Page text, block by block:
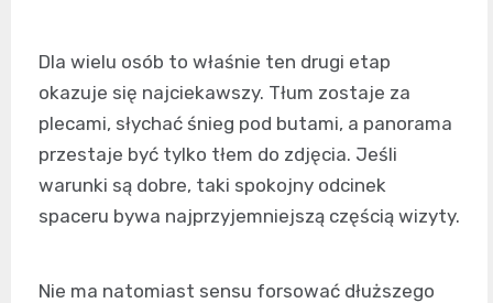
Dla wielu osób to właśnie ten drugi etap
okazuje się najciekawszy. Tłum zostaje za
plecami, słychać śnieg pod butami, a panorama
przestaje być tylko tłem do zdjęcia. Jeśli
warunki są dobre, taki spokojny odcinek
spaceru bywa najprzyjemniejszą częścią wizyty.
Nie ma natomiast sensu forsować dłuższego